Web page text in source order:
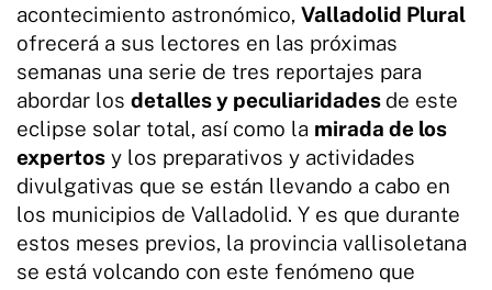
acontecimiento astronómico, Valladolid Plural
ofrecerá a sus lectores en las próximas
semanas una serie de tres reportajes para
abordar los detalles y peculiaridades de este
eclipse solar total, así como la mirada de los
expertos y los preparativos y actividades
divulgativas que se están llevando a cabo en
los municipios de Valladolid. Y es que durante
estos meses previos, la provincia vallisoletana
se está volcando con este fenómeno que